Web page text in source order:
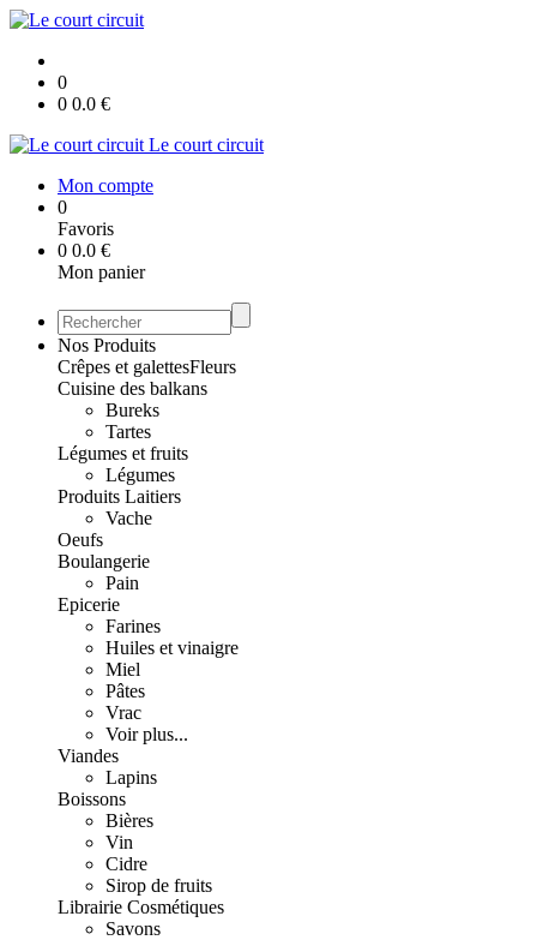
0
0 0.0 €
Le court circuit
Mon compte
0
Favoris
0 0.0 €
Mon panier
Nos Produits
Crêpes et galettesFleurs
Cuisine des balkans
Bureks
Tartes
Légumes et fruits
Légumes
Produits Laitiers
Vache
Oeufs
Boulangerie
Pain
Epicerie
Farines
Huiles et vinaigre
Miel
Pâtes
Vrac
Voir plus...
Viandes
Lapins
Boissons
Bières
Vin
Cidre
Sirop de fruits
Librairie Cosmétiques
Savons